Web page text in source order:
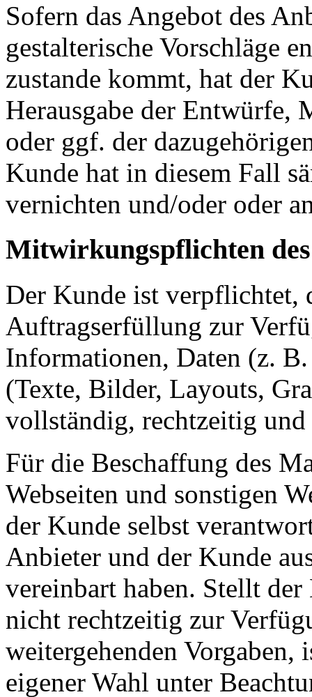
Sofern das Angebot des
gestalterische Vorschläge
zustande kommt, hat der
Herausgabe der Entwürfe,
oder ggf. der
Kunde hat in diesem Fall
vernichten und/oder oder
Mitwirkungspflichten
Der Kunde ist verpflichtet,
Auftragserfüllung zur
Informationen, Daten (z.
(Texte, Bilder, Layouts,
vollständig, rechtzeitig
Für die Beschaffung des
Webseiten und sonstigen
der Kunde selbst
Anbieter und der Kunde
vereinbart haben. Stellt
nicht rechtzeitig zur
weitergehenden
eigener Wahl unter